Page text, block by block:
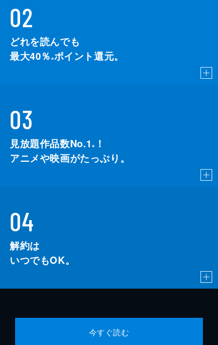
02
どれを読んでも
最大40％ ※ポイント還元。
03
見放題作品数No.1 ※
！
アニメや映画がたっぷり。
04
解約は
いつでもOK。
今すぐ読む